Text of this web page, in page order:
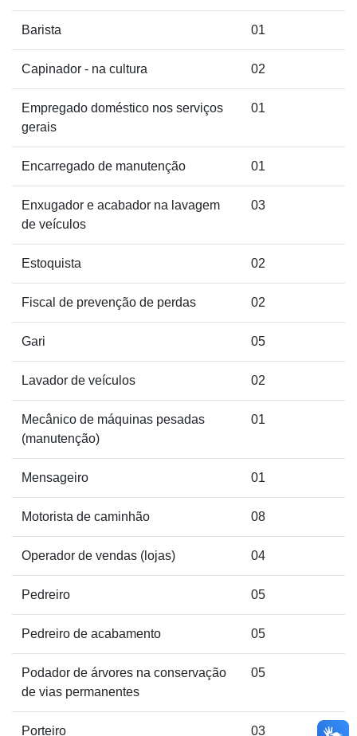
Barista 01
Capinador - na cultura 02
Empregado doméstico nos serviços
gerais
01
Encarregado de manutenção 01
Enxugador e acabador na lavagem
de veículos
03
Estoquista 02
Fiscal de prevenção de perdas 02
Gari 05
Lavador de veículos 02
Mecânico de máquinas pesadas
(manutenção)
01
Mensageiro 01
Motorista de caminhão 08
Operador de vendas (lojas) 04
Pedreiro 05
Pedreiro de acabamento 05
Podador de árvores na conservação
de vias permanentes
05
Porteiro 03